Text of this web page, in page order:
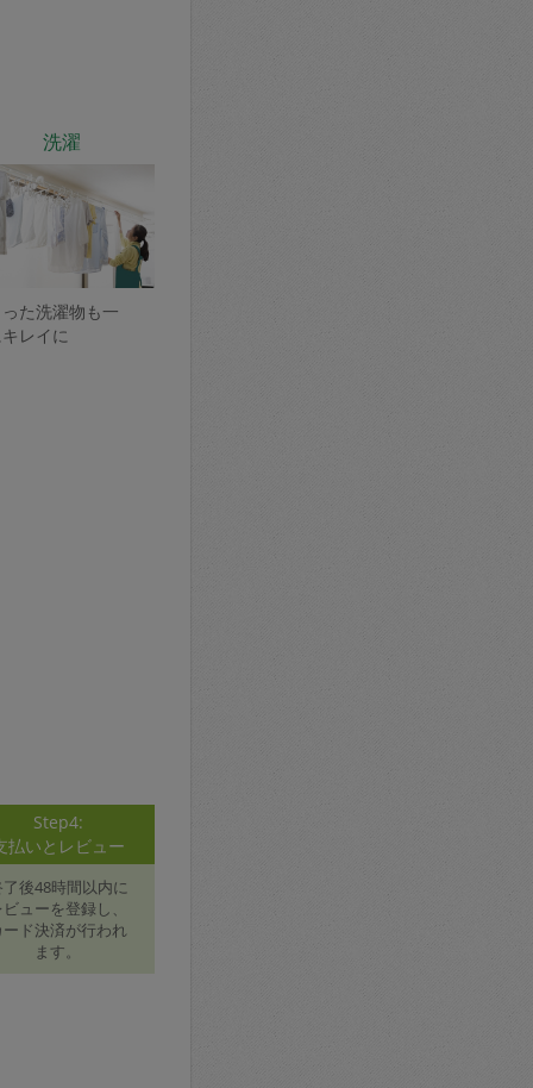
洗濯
た洗濯物も一
レイに
Step4:
払いとレビュー
後48時間以内に
ューを登録し、
ード決済が行われ
ます。